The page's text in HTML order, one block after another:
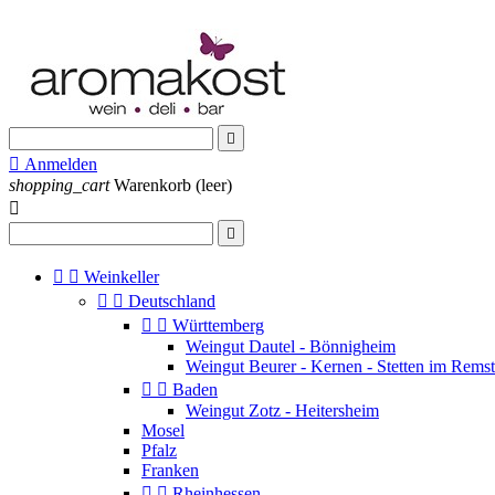

 Anmelden
shopping_cart Warenkorb (leer)


  Weinkeller
  Deutschland
  Württemberg
Weingut Dautel - Bönnigheim
Weingut Beurer - Kernen - Stetten im
  Baden
Weingut Zotz - Heitersheim
Mosel
Pfalz
Franken